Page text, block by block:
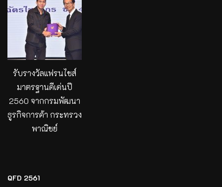
รับรางวัลแฟรนไชส์
มาตรฐานดีเด่นปี
2560 จากกรมพัฒนา
ธูรกิจการค้า กระทรวง
พาณิชย์
QFD 2561